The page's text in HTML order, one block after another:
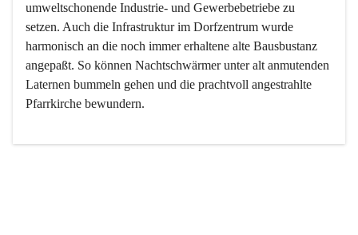
umweltschonende Industrie- und Gewerbebetriebe zu
setzen. Auch die Infrastruktur im Dorfzentrum wurde
harmonisch an die noch immer erhaltene alte Bausbustanz
angepaßt. So können Nachtschwärmer unter alt anmutenden
Laternen bummeln gehen und die prachtvoll angestrahlte
Pfarrkirche bewundern.
Der Weinbau dominert heute nicht mehr, ist aber integrativer